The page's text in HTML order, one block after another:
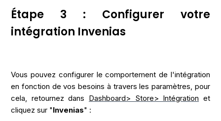
Étape 3 : Configurer votre
intégration Invenias
Vous pouvez configurer le comportement de l'intégration
en fonction de vos besoins à travers les paramètres, pour
cela, retournez dans Dashboard> Store> Intégration et
cliquez sur "Invenias" :